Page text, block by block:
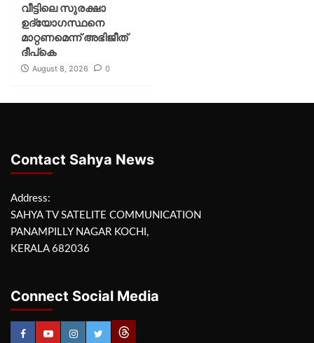
വീട്ടിലെ സുരക്ഷാ
ഉദ്യോഗസ്ഥനെ
മാറ്റണമെന്ന് അഭിജീത്
ദീപ്‌കെ
August 8, 2026 0
Contact Sahya News
Address:
SAHYA TV SATELITE COMMUNICATION
PANAMPILLY NAGAR KOCHI,
KERALA 682036
Connect Social Media